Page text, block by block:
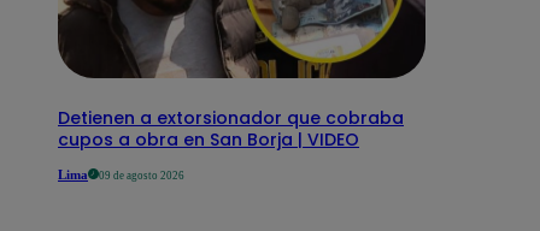
Detienen a extorsionador que cobraba
cupos a obra en San Borja | VIDEO
Lima 09 de agosto 2026